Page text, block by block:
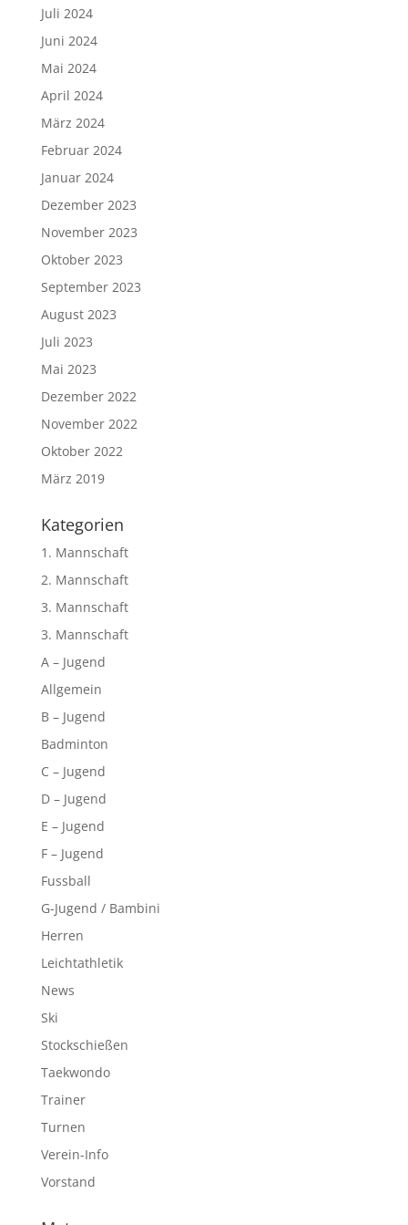
Juli 2024
Juni 2024
Mai 2024
April 2024
März 2024
Februar 2024
Januar 2024
Dezember 2023
November 2023
Oktober 2023
September 2023
August 2023
Juli 2023
Mai 2023
Dezember 2022
November 2022
Oktober 2022
März 2019
Kategorien
1. Mannschaft
2. Mannschaft
3. Mannschaft
3. Mannschaft
A – Jugend
Allgemein
B – Jugend
Badminton
C – Jugend
D – Jugend
E – Jugend
F – Jugend
Fussball
G-Jugend / Bambini
Herren
Leichtathletik
News
Ski
Stockschießen
Taekwondo
Trainer
Turnen
Verein-Info
Vorstand